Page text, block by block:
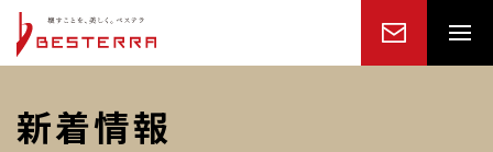
新着情報